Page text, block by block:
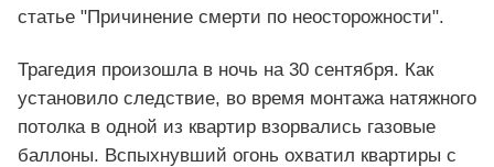
статье "Причинение смерти по неосторожности".
Трагедия произошла в ночь на 30 сентября. Как
установило следствие, во время монтажа натяжного
потолка в одной из квартир взорвались газовые
баллоны. Вспыхнувший огонь охватил квартиры с